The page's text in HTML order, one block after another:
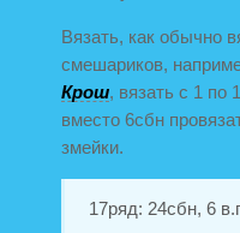
Вязать, как обычно
смешариков,
Крош, вязать с 1 по
вместо 6сбн
змейки.
17ряд: 24сбн, 6